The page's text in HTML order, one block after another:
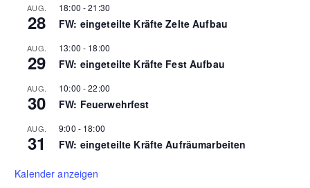
AUG.
28
18:00 -21:30
FW: eingeteilte Kräfte Zelte Aufbau
AUG.
29
13:00 - 18:00
FW: eingeteilte Kräfte Fest Aufbau
AUG.
30
10:00 -22:00
FW: Feuerwehrfest
AUG.
31
9:00 - 18:00
FW: eingeteilte Kräfte Aufräumarbeiten
Kalender anzeigen